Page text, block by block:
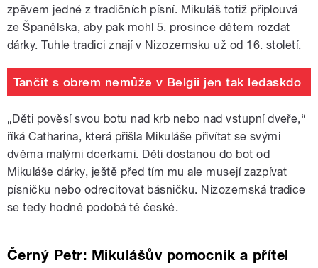
zpěvem jedné z tradičních písní. Mikuláš totiž připlouvá
ze Španělska, aby pak mohl 5. prosince dětem rozdat
dárky. Tuhle tradici znají v Nizozemsku už od 16. století.
Tančit s obrem nemůže v Belgii jen tak ledaskdo
„Děti pověsí svou botu nad krb nebo nad vstupní dveře,“
říká Catharina, která přišla Mikuláše přivítat se svými
dvěma malými dcerkami. Děti dostanou do bot od
Mikuláše dárky, ještě před tím mu ale musejí zazpívat
písničku nebo odrecitovat básničku. Nizozemská tradice
se tedy hodně podobá té české.
Černý Petr: Mikulášův pomocník a přítel